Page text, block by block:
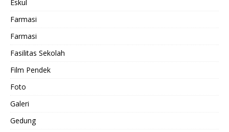
Eskul
Farmasi
Farmasi
Fasilitas Sekolah
Film Pendek
Foto
Galeri
Gedung